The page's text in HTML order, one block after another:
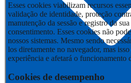
Esses cookies viabilizam recursos
validação de identidade, proteção
manutenção da sessão e registro da
consentimento. Esses cookies não
nossos sistemas. Mesmo sendo
los diretamente no navegador, mas
experiência e afetará o funcionamento
Cookies de desempenho